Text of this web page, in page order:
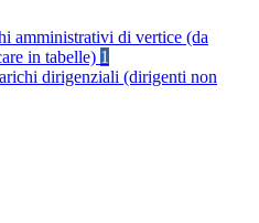
amministrativi di vertice (da
in tabelle) 1
dirigenziali (dirigenti non